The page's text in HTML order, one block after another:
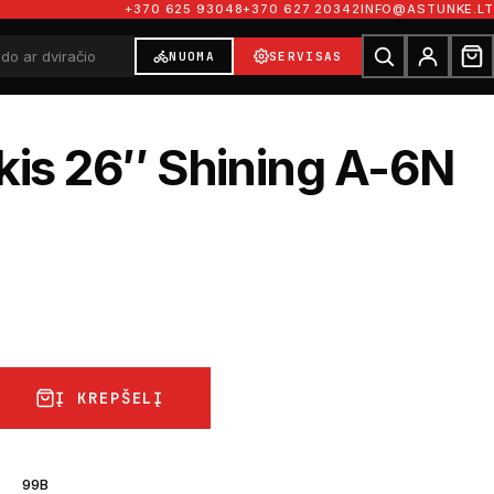
+370 625 93048+370 627 20342INFO@ASTUNKE.LT
NUOMA SERVISAS
26″ Shining A-6N
Į KREPŠELĮ
99B